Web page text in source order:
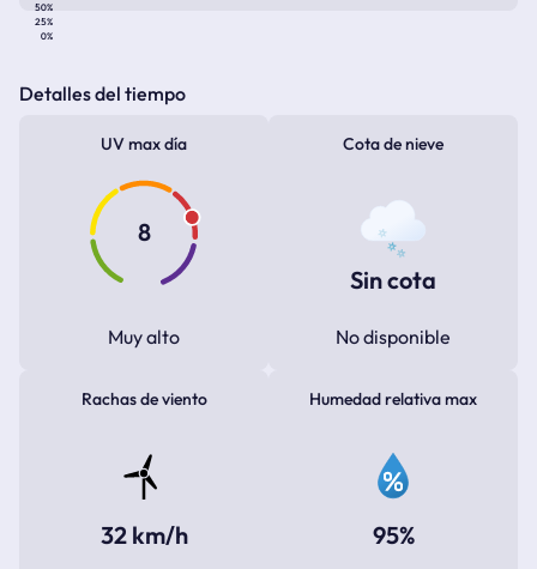
50%
25%
0%
Detalles del tiempo
UV max día
8
Muy alto
Cota de nieve
Sin cota
No disponible
Rachas de viento
32 km/h
Humedad relativa max
95%